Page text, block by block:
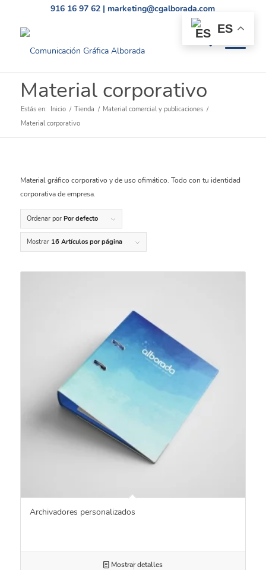
916 16 97 62 | marketing@cgalborada.com
Material corporativo
Estás en: Inicio / Tienda / Material comercial y publicaciones /
Material corporativo
Material gráfico corporativo y de uso ofimático. Todo con tu identidad
corporativa de empresa.
Ordenar por Por defecto
Mostrar 16 Artículos por página
Archivadores personalizados
Mostrar detalles
ES